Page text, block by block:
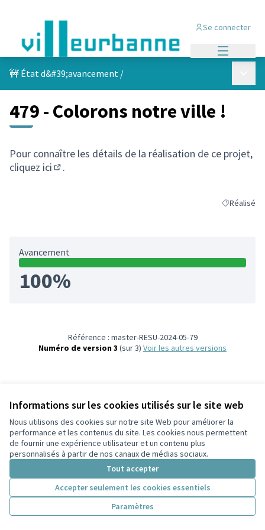
Informations sur les cookies utilisés sur le site web
Nous utilisons des cookies sur notre site Web pour améliorer la
performance et les contenus du site. Les cookies nous permettent
de fournir une expérience utilisateur et un contenu plus
personnalisés à partir de nos canaux de médias sociaux.
Tout accepter
Accepter seulement les cookies essentiels
Paramètres
Se connecter
🚧 État d&#39;avancement /
479 - Colorons notre ville !
Pour connaître les détails de la réalisation de ce projet,
cliquez ici .
Filtrer les
Réalisé
Avancement
100%
Référence : master-RESU-2024-05-79
Numéro de version 3 (sur 3) voir les autres versions
Conditions d'utilisation
Paramètres des cookies
Participez Villeurbanne sur X
(Lien externe)
Participez Villeurbanne sur Facebook
Participez Villeurbanne sur Instagram
Participez Villeurbanne sur YouTube
(Lien externe)
Site réalisé grâce aulogiciel libre Decidim .
Licence
(Lien